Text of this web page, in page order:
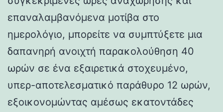
επαναλαμβανόμενα μοτίβα στο
ημερολόγιο, μπορείτε να συμπτύξετε μια
δαπανηρή ανοιχτή παρακολούθηση 40
ωρών σε ένα εξαιρετικά στοχευμένο,
υπερ-αποτελεσματικό παράθυρο 12 ωρών,
εξοικονομώντας αμέσως εκατοντάδες